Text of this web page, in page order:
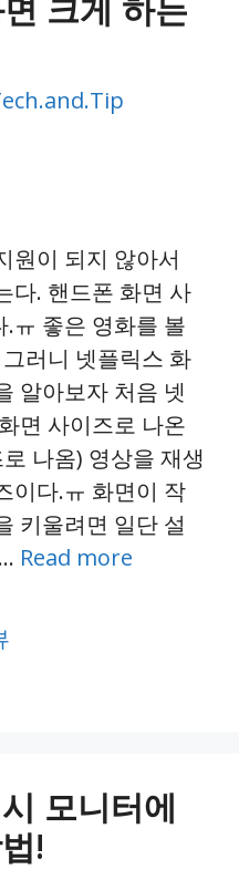
원이 되지 않아서
다. 핸드폰 화면 사
ㅠ 좋은 영화를 볼
러니 넷플릭스 화
알아보자 처음 넷
면 사이즈로 나온
나옴) 영상을 재생
이다.ㅠ 화면이 작
키울려면 일단 설
Read more
모니터에
!